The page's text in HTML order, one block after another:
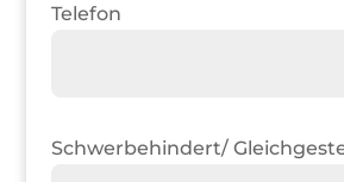
Telefon
Schwerbehindert/